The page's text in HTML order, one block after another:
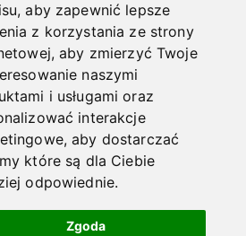
,aby zapewnić lepsze
z korzystania ze strony
,aby zmierzyć Twoje
naszymi
i usługami oraz
interakcje
,aby dostarczać
które są dla Ciebie
odpowiednie.
Zgoda